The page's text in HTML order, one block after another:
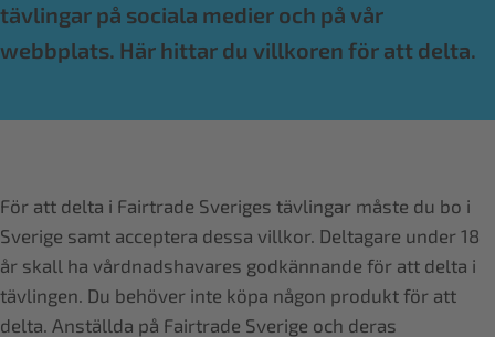
tävlingar på sociala medier och på vår
webbplats. Här hittar du villkoren för att delta.
För att delta i Fairtrade Sveriges tävlingar måste du bo i
Sverige samt acceptera dessa villkor. Deltagare under 18
år skall ha vårdnadshavares godkännande för att delta i
tävlingen. Du behöver inte köpa någon produkt för att
delta. Anställda på Fairtrade Sverige och deras